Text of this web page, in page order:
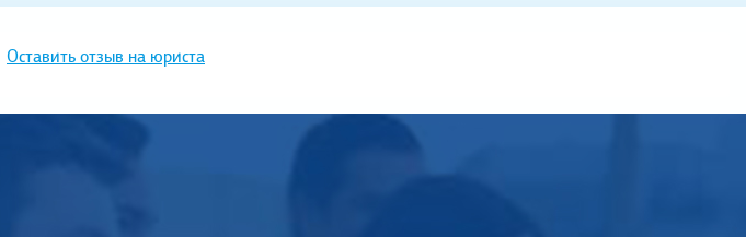
Оставить отзыв на юриста